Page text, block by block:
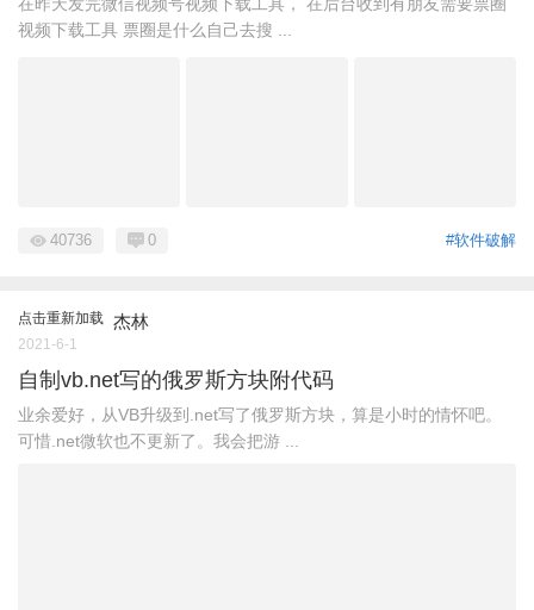
视频下载工具 票圈是什么自己去搜 ...
#软件破解
40736 0
点击重新加载 杰林
2021-6-1
自制vb.net写的俄罗斯方块附代码
业余爱好，从VB升级到.net写了俄罗斯方块，算是小时的情怀吧。
可惜.net微软也不更新了。我会把游 ...